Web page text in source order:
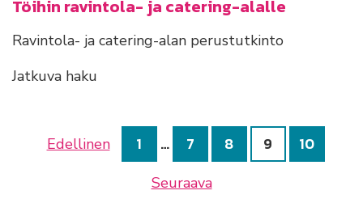
Töihin ravintola- ja catering-alalle
Ravintola- ja catering-alan perustutkinto
Jatkuva haku
Edellinen 1 … 7 8 9 10
Seuraava